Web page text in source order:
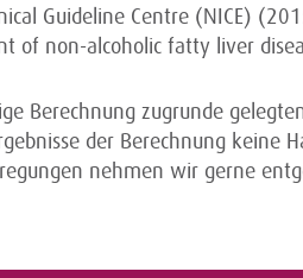
Guideline Centre (NICE)
of non-alcoholic fatty liver
Berechnung zugrunde
der Berechnung keine
nehmen wir gerne